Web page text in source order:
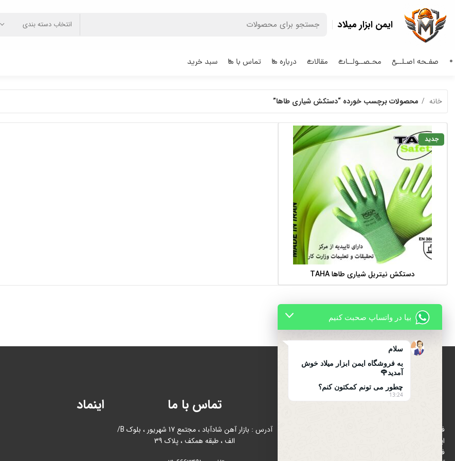
ایمن ابزار میلاد انتخاب دسته بندی
صفـحه اصـلــی محـصــولــات مقالات درباره ما تماس با ما سبد خرید
خانه محصولات برچسب خورده “دستکش شیاری طاها”
جدید
اطلاعات بیشتر
دستکش نیتریل شیاری طاها TAHA
درباره ایمن ابزار میلاد
فروشگاه ایمن ابزار میلاد با هدف رواج استفاده از تجهیزات
فروش تجهیزات ایمنی و ترافیکی در بازار شاد آباد ( بازار
تماس با ما
آدرس : بازار آهن شادآباد ، مجتمع 17 شهریور ، بلوک B/
الف ، طبقه همکف ، پلاک 39
اینماد
بیا در واتساپ صحبت کنیم
سلام
به فروشگاه ایمن ابزار میلاد خوش
آمدید🌹
چطور می تونم کمکتون کنم؟
13:24